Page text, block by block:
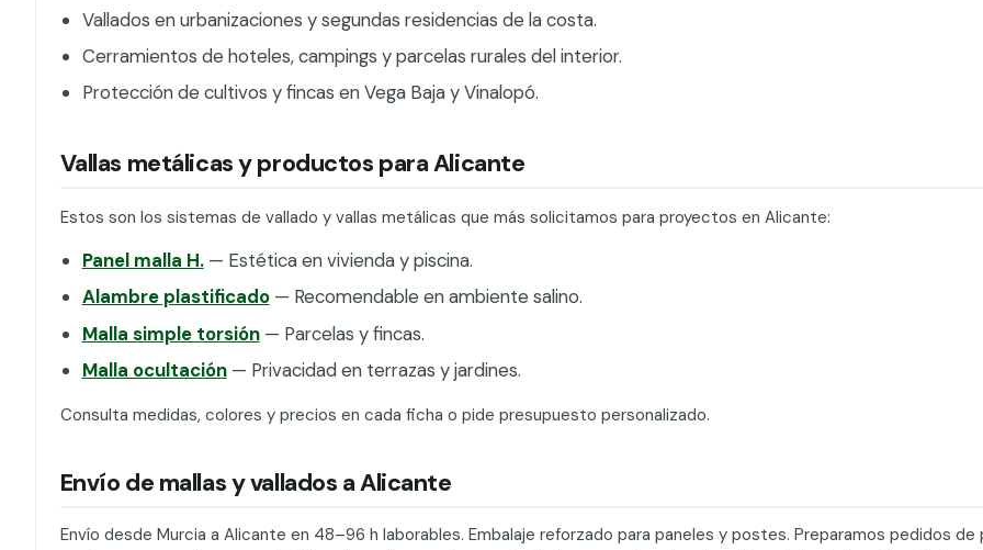
Vallados en urbanizaciones y segundas residencias de la costa.
Cerramientos de hoteles, campings y parcelas rurales del interior.
Protección de cultivos y fincas en Vega Baja y Vinalopó.
Vallas metálicas y productos para Alicante
Estos son los sistemas de vallado y vallas metálicas que más solicitamos para proyectos en Alicante:
Panel malla H.— Estética en vivienda y piscina.
Alambre plastificado— Recomendable en ambiente salino.
Malla simple torsión— Parcelas y fincas.
Malla ocultación— Privacidad en terrazas y jardines.
Consulta medidas, colores y precios en cada ficha o pide presupuesto personalizado.
Envío de mallas y vallados a Alicante
Envío desde Murcia a Alicante en 48–96 h laborables. Embalaje reforzado para paneles y postes. Preparamos pedidos de